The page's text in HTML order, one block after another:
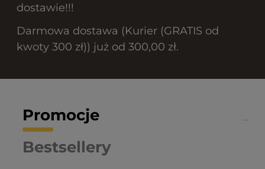
dostawie!!!
Darmowa dostawa (Kurier (GRATIS od
kwoty 300 zł)) już od 300,00 zł.
Promocje
Bestsellery